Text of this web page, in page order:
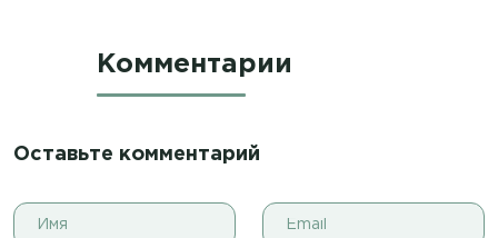
Комментарии
Оставьте комментарий